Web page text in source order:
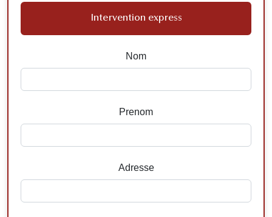
Intervention express
Nom
Prenom
Adresse